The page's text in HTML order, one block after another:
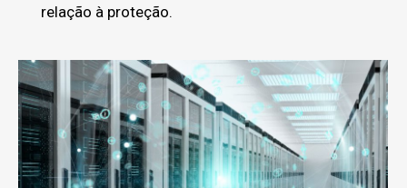
relação à proteção.